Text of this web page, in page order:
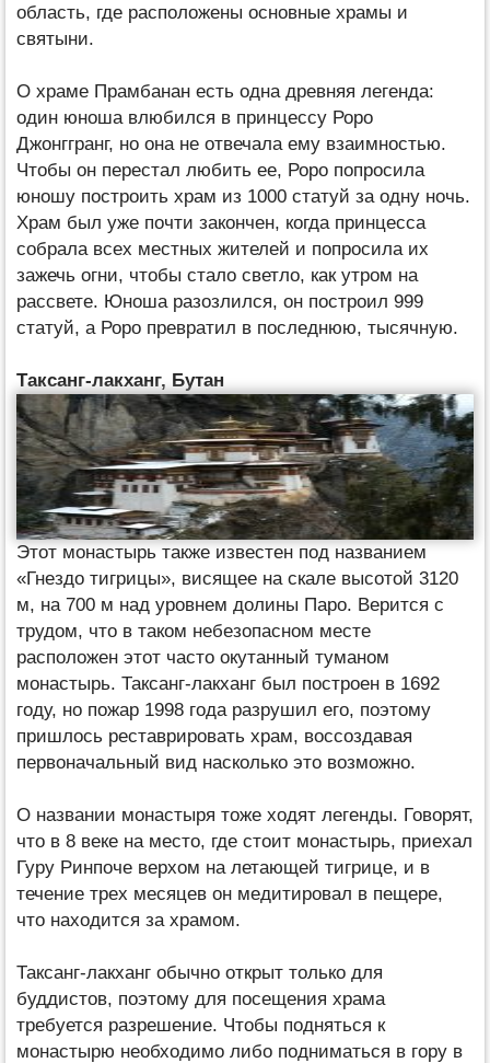
область, где расположены основные храмы и
святыни.
О храме Прамбанан есть одна древняя легенда:
один юноша влюбился в принцессу Роро
Джонггранг, но она не отвечала ему взаимностью.
Чтобы он перестал любить ее, Роро попросила
юношу построить храм из 1000 статуй за одну ночь.
Храм был уже почти закончен, когда принцесса
собрала всех местных жителей и попросила их
зажечь огни, чтобы стало светло, как утром на
рассвете. Юноша разозлился, он построил 999
статуй, а Роро превратил в последнюю, тысячную.
Таксанг-лакханг, Бутан
Этот монастырь также известен под названием
«Гнездо тигрицы», висящее на скале высотой 3120
м, на 700 м над уровнем долины Паро. Верится с
трудом, что в таком небезопасном месте
расположен этот часто окутанный туманом
монастырь. Таксанг-лакханг был построен в 1692
году, но пожар 1998 года разрушил его, поэтому
пришлось реставрировать храм, воссоздавая
первоначальный вид насколько это возможно.
О названии монастыря тоже ходят легенды. Говорят,
что в 8 веке на место, где стоит монастырь, приехал
Гуру Ринпоче верхом на летающей тигрице, и в
течение трех месяцев он медитировал в пещере,
что находится за храмом.
Таксанг-лакханг обычно открыт только для
буддистов, поэтому для посещения храма
требуется разрешение. Чтобы подняться к
монастырю необходимо либо подниматься в гору в